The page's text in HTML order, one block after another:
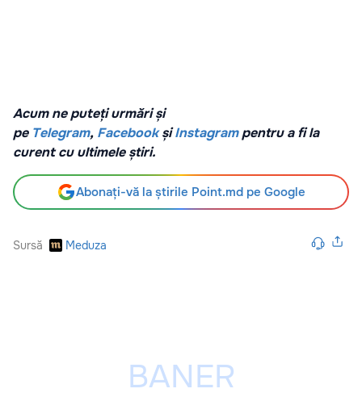
Acum ne puteți urmări și
pe Telegram, Facebook șiInstagrampentru a fi la
curent cu ultimele știri.
Abonați-vă la știrile Point.md pe Google
Sursă Meduza